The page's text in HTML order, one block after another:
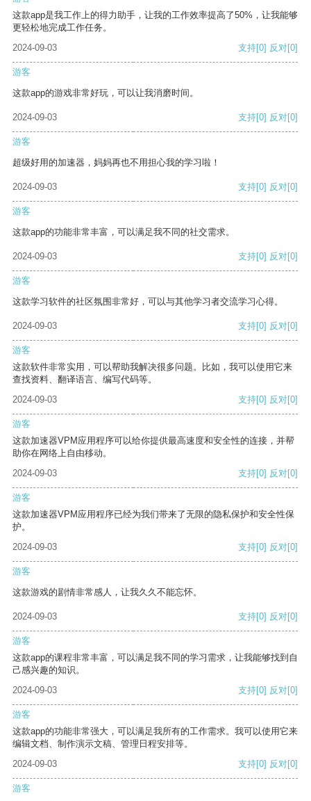
这款app是我工作上的得力助手，让我的工作效率提高了50%，让我能够
更轻松地完成工作任务。
2024-09-03
支持[0] 反对[0]
游客
这款app的游戏非常好玩，可以让我消磨时间。
2024-09-03 支持[0] 反对[0]
游客
超级好用的加速器，妈妈再也不用担心我的学习啦！
2024-09-03 支持[0] 反对[0]
游客
这款app的功能非常丰富，可以满足我不同的社交需求。
2024-09-03 支持[0] 反对[0]
游客
这款学习软件的社区氛围非常好，可以与其他学习者交流学习心得。
2024-09-03 支持[0] 反对[0]
游客
这款软件非常实用，可以帮助我解决很多问题。比如，我可以使用它来
查找资料、翻译语言、编写代码等。
2024-09-03
支持[0] 反对[0]
游客
这款加速器VPM应用程序可以给你提供最高速度和安全性的连接，并帮
助你在网络上自由移动。
2024-09-03
支持[0] 反对[0]
游客
这款加速器VPM应用程序已经为我们带来了无限的隐私保护和安全性保
护。
2024-09-03
支持[0] 反对[0]
游客
这款游戏的剧情非常感人，让我久久不能忘怀。
2024-09-03 支持[0] 反对[0]
游客
这款app的课程非常丰富，可以满足我不同的学习需求，让我能够找到自
己感兴趣的知识。
2024-09-03
支持[0] 反对[0]
游客
这款app的功能非常强大，可以满足我所有的工作需求。我可以使用它来
编辑文档、制作演示文稿、管理日程安排等。
2024-09-03
支持[0] 反对[0]
游客